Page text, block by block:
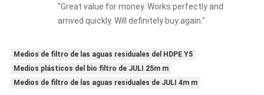
eye strain during long sessions. Highly
recommend taking the time to set it up
once you dial in the IPD correctly. The manual
adjustment is smooth, and finding that sweet
spot makes all the difference. No more eye
"Great value for money. Works perfectly and
arrived quickly. Will definitely buy again."
Medios de filtro de las aguas residuales del HDPE Y5
Medios plásticos del bio filtro de JULI 25m m
Medios de filtro de las aguas residuales de JULI 4m m